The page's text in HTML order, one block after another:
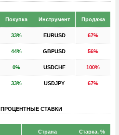
Покупка Инструмент Продажа
33% EURUSD 67%
44% GBPUSD 56%
0% USDCHF 100%
33% USDJPY 67%
ПРОЦЕНТНЫЕ СТАВКИ
Страна Ставка, %